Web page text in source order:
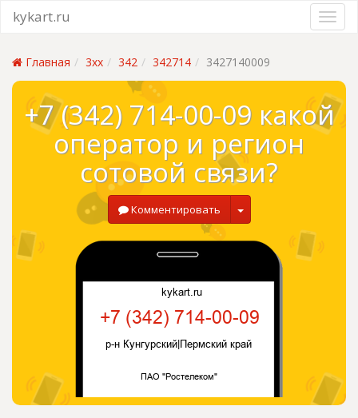
kykart.ru
Главная 3xx 342 342714 3427140009
+7 (342) 714-00-09 какой
оператор и регион
сотовой связи?
Комментировать